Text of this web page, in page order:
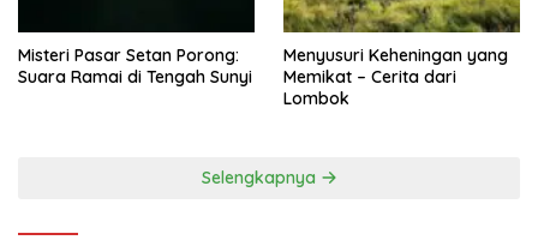
Misteri Pasar Setan Porong:
Suara Ramai di Tengah Sunyi
Menyusuri Keheningan yang
Memikat – Cerita dari
Lombok
Selengkapnya